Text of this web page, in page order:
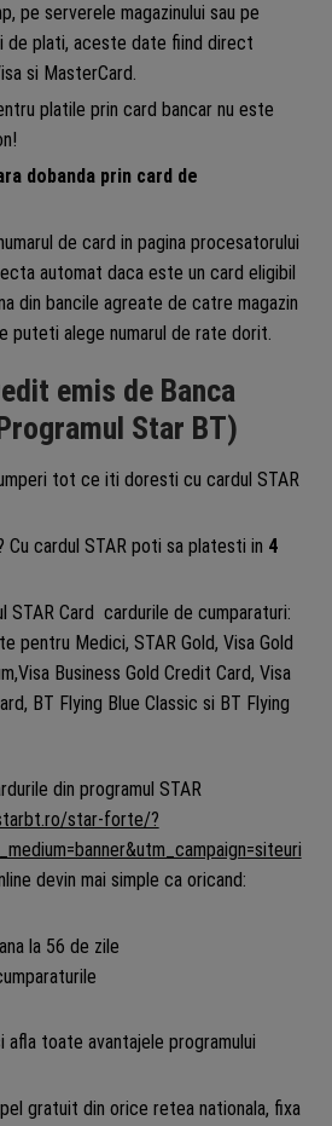
pe serverele magazinului sau pe
de plati, aceste date fiind direct
si MasterCard.
platile prin card bancar nu este
dobanda prin card de
de card in pagina procesatorului
automat daca este un card eligibil
din bancile agreate de catre magazin
puteti alege numarul de rate dorit.
emis de Banca
Star BT)
tot ce iti doresti cu cardul STAR
Cu cardul STAR poti sa platesti in 4
STAR Card cardurile de cumparaturi:
pentru Medici, STAR Gold, Visa Gold
Business Gold Credit Card, Visa
BT Flying Blue Classic si BT Flying
din programul STAR
star-forte/?
devin mai simple ca oricand:
la 56 de zile
afla toate avantajele programului
gratuit din orice retea nationala, fixa